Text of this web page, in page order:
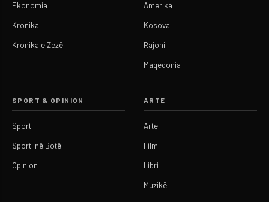
Ekonomia
Kronika
Kronika e Zezë
Amerika
Kosova
Rajoni
Maqedonia
SPORT & OPINION
Sporti
Sporti në Botë
Opinion
ARTE
Arte
Film
Libri
Muzikë